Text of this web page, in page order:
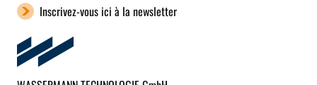
Inscrivez-vous ici à la newsletter